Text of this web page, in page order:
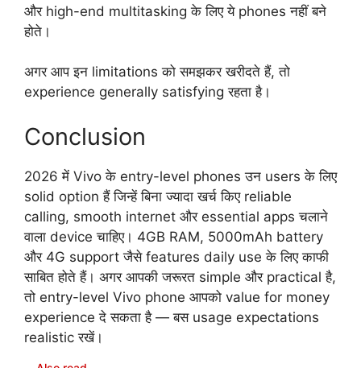
और high-end multitasking के लिए ये phones नहीं बने
होते।
अगर आप इन limitations को समझकर खरीदते हैं, तो
experience generally satisfying रहता है।
Conclusion
2026 में Vivo के entry-level phones उन users के लिए
solid option हैं जिन्हें बिना ज्यादा खर्च किए reliable
calling, smooth internet और essential apps चलाने
वाला device चाहिए। 4GB RAM, 5000mAh battery
और 4G support जैसे features daily use के लिए काफी
साबित होते हैं। अगर आपकी जरूरत simple और practical है,
तो entry-level Vivo phone आपको value for money
experience दे सकता है — बस usage expectations
realistic रखें।